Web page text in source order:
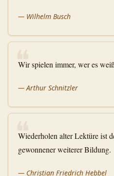
— Wilhelm Busch
❝
Wir spielen immer, wer es
—Arthur Schnitzler
❝
Wiederholen alter Lektüre ist
gewonnener weiterer Bildung.
— Christian Friedrich Hebbel